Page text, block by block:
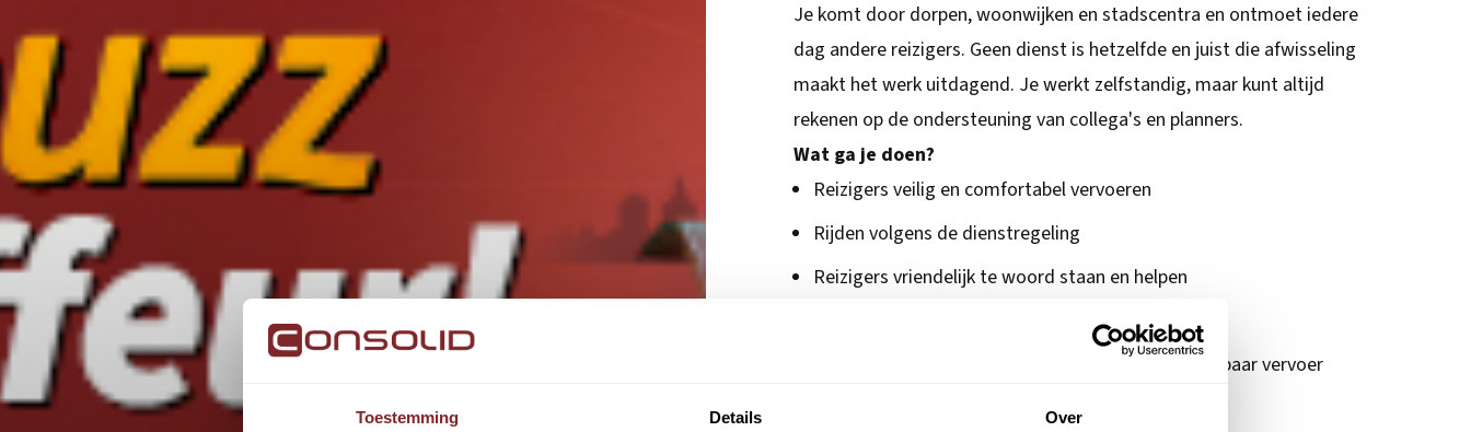
Toestemming Details Over
Je komt door dorpen, woonwijken en stadscentra en ontmoet iedere
dag andere reizigers. Geen dienst is hetzelfde en juist die afwisseling
maakt het werk uitdagend. Je werkt zelfstandig, maar kunt altijd
rekenen op de ondersteuning van collega's en planners.
Wat ga je doen?
Reizigers veilig en comfortabel vervoeren
Rijden volgens de dienstregeling
Reizigers vriendelijk te woord staan en helpen
Je bus controleren voordat je dienst begint
Bijdragen aan veilig, betrouwbaar en gastvrij openbaar vervoer